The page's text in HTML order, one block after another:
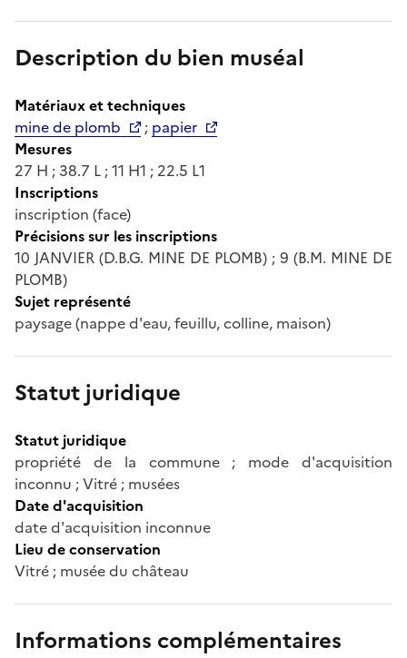
Description du bien muséal
Matériaux et techniques
mine de plomb
; papier
Mesures
27 H ; 38.7 L ; 11 H1 ; 22.5 L1
Inscriptions
inscription (face)
Précisions sur les inscriptions
10 JANVIER (D.B.G. MINE DE PLOMB) ; 9 (B.M. MINE DE
PLOMB)
Sujet représenté
paysage (nappe d'eau, feuillu, colline, maison)
Statut juridique
Statut juridique
propriété de la commune ; mode d'acquisition
inconnu ; Vitré ; musées
Date d'acquisition
date d'acquisition inconnue
Lieu de conservation
Vitré ; musée du château
Informations complémentaires